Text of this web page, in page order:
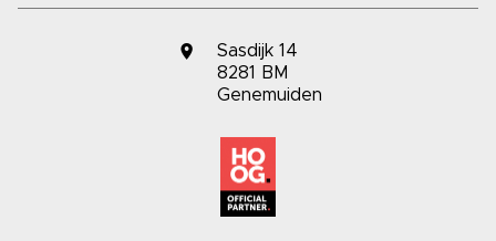
Sasdijk 14
8281 BM
Genemuiden